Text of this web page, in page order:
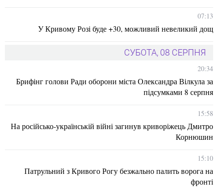
07:13
У Кривому Розі буде +30, можливий невеликий дощ
СУБОТА, 08 СЕРПНЯ
20:34
Брифінг голови Ради оборони міста Олександра Вілкула за
підсумками 8 серпня
15:58
На російсько-українській війні загинув криворіжець Дмитро
Корнюшин
15:10
Патрульний з Кривого Рогу безжально палить ворога на
фронті